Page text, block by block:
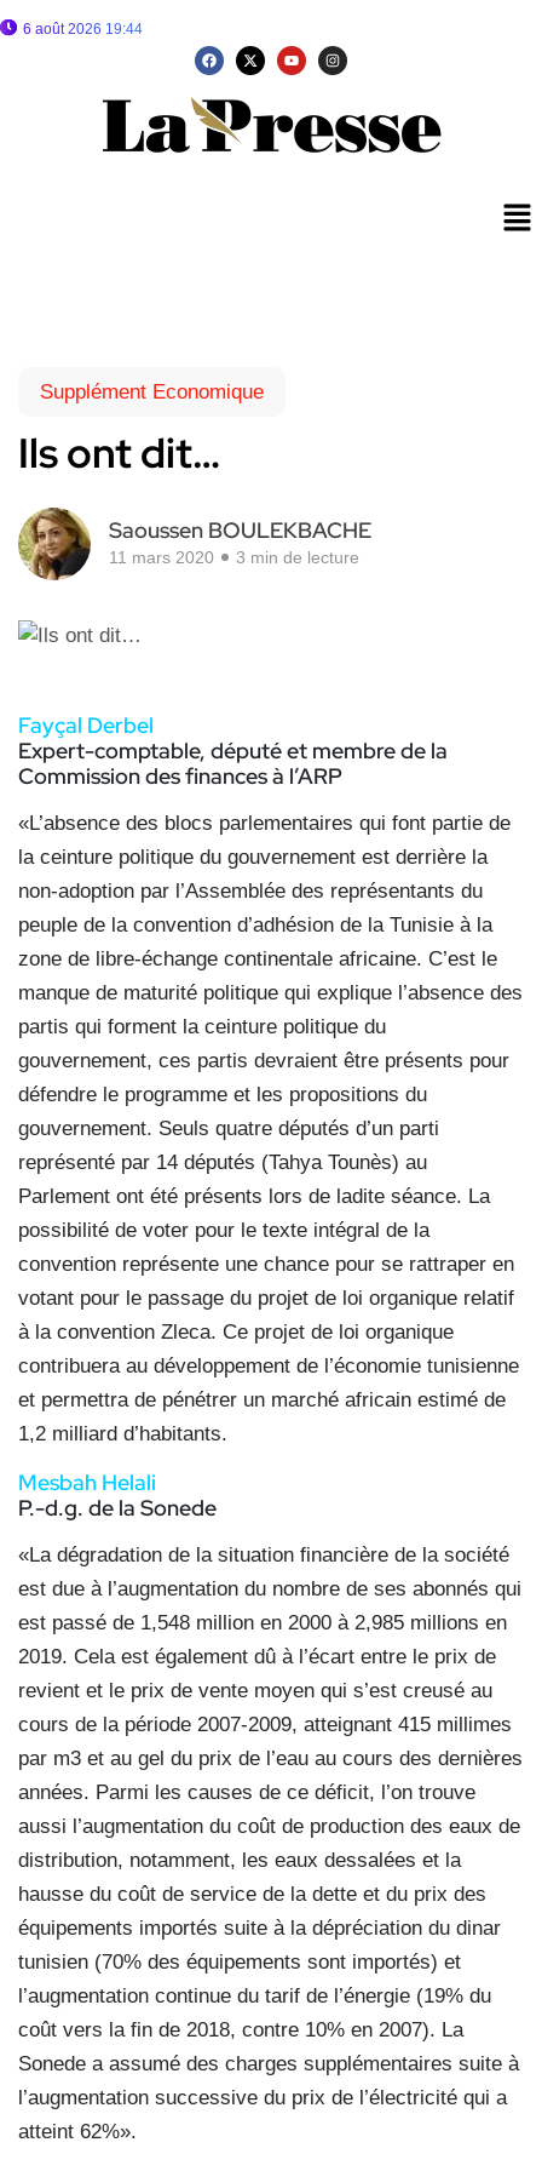
6 août 2026 19:44
Supplément Economique
Ils ont dit…
Saoussen BOULEKBACHE
11 mars 2020 3 min de lecture
Fayçal Derbel
Expert-comptable, député et membrede la
Commission des finances à l’ARP
«L’absence des blocs parlementaires qui font partie de
la ceinture politique du gouvernement est derrière la
non-adoption par l’Assemblée des représentants du
peuple de la convention d’adhésion de la Tunisie à la
zone de libre-échange continentale africaine. C’est le
manque de maturité politique qui explique l’absence des
partis qui forment la ceinture politique du
gouvernement, ces partis devraient être présents pour
défendre le programme et les propositions du
gouvernement. Seuls quatre députés d’un parti
représenté par 14 députés (Tahya Tounès) au
Parlement ont été présents lors de ladite séance. La
possibilité de voter pour le texte intégral de la
convention représente une chance pour se rattraper en
votant pour le passage du projet de loi organique relatif
à la convention Zleca. Ce projet de loi organique
contribuera au développement de l’économie tunisienne
et permettra de pénétrer un marché africain estimé de
1,2 milliard d’habitants.
Mesbah Helali
P.-d.g. de la Sonede
«La dégradation de la situation financière de la société
est due à l’augmentation du nombre de ses abonnés qui
est passé de 1,548 million en 2000 à 2,985 millions en
2019. Cela est également dû à l’écart entre le prix de
revient et le prix de vente moyen qui s’est creusé au
cours de la période 2007-2009, atteignant 415 millimes
par m3 et au gel du prix de l’eau au cours des dernières
années. Parmi les causes de ce déficit, l’on trouve
aussi l’augmentation du coût de production des eaux de
distribution, notamment, les eaux dessalées et la
hausse du coût de service de la dette et du prix des
équipements importés suite à la dépréciation du dinar
tunisien (70% des équipements sont importés) et
l’augmentation continue du tarif de l’énergie (19% du
coût vers la fin de 2018, contre 10% en 2007). La
Sonede a assumé des charges supplémentaires suite à
l’augmentation successive du prix de l’électricité qui a
atteint 62%».